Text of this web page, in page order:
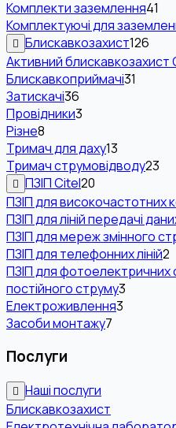
Комплекти заземлення41
Комплектуючі для
Блискавкозахист126
Активний
Блискавкоприймачі31
Затискачі36
Провідники3
Різне8
Тримач для даху13
Тримач струмовідводу23
ПЗІП Citel20
ПЗІП для високочастотних
ПЗІП для ліній передачі
ПЗІП для мереж змінного
ПЗІП для телефонних ліній2
ПЗІП для
постійного струму3
Електроживлення3
Засоби монтажу7
Послуги
Наші послуги
Блискавкозахист